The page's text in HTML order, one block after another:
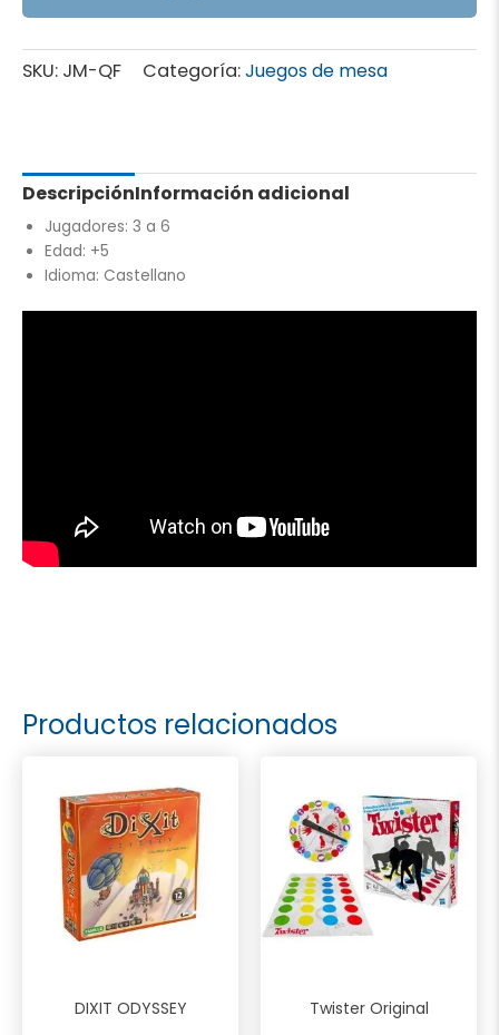
SKU: JM-QF Categoría:Juegos de mesa
DescripciónInformación adicional
Jugadores: 3 a 6
Edad: +5
Idioma: Castellano
Productos relacionados
DIXIT ODYSSEY Twister Original